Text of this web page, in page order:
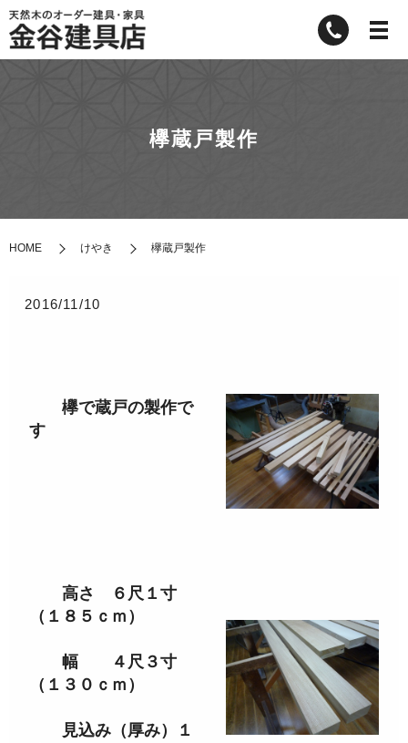
欅蔵戸製作
HOME けやき 欅蔵戸製作
2016/11/10
欅で蔵戸の製作で
す
高さ ６尺１寸
（１８５ｃｍ）
幅 ４尺３寸
（１３０ｃｍ）
見込み（厚み）１